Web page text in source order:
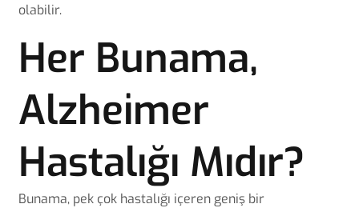
olabilir.
Her Bunama,
Alzheimer
Hastalığı Mıdır?
Bunama, pek çok hastalığı içeren geniş bir